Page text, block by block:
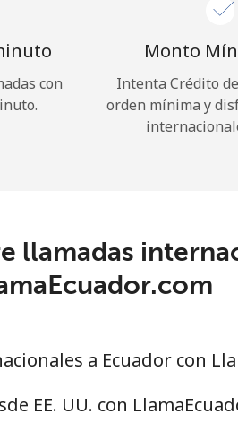
¿Olvidaste tu
Iniciar Sesión
con
Monto
Intenta Crédito
orden mínima y
llamadas
a Ecuador con
EE. UU. con